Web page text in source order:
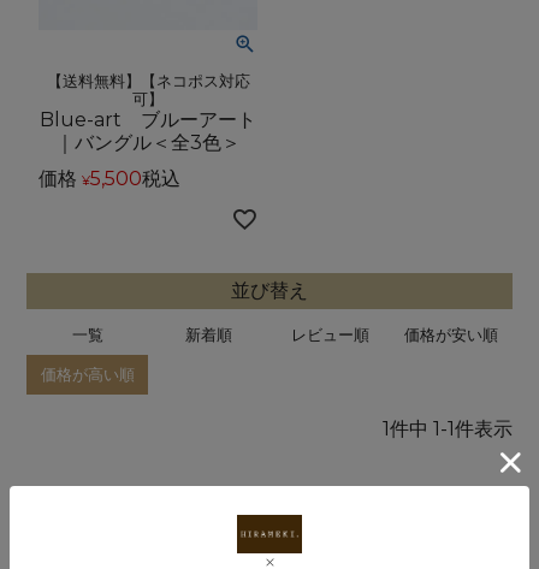
【送料無料】【ネコポス対応
可】
Blue-art ブルーアート
｜バングル＜全3色＞
価格 ¥5,500税込
並び替え
一覧 新着順 レビュー順 価格が安い順
価格が高い順
1件中 1-1件表示
HISTORY